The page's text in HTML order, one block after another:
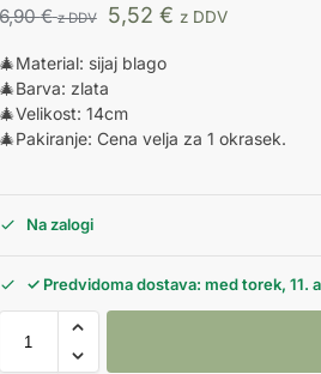
6,90€ z DDV 5,52 € z DDV
🎄Material: sijaj blago
🎄Barva: zlata
🎄Velikost: 14cm
🎄Pakiranje: Cena velja za 1 okrasek.
Na zalogi
✓ Predvidoma dostava: med torek, 11.